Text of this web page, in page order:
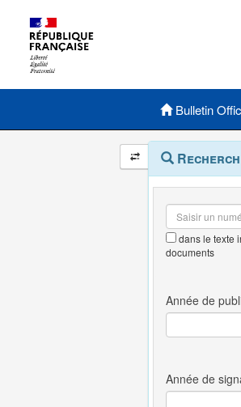
Menu principal
Bulletin
Navigation
et
outils
annexes
Menu
contextuel
dans le texte
documents